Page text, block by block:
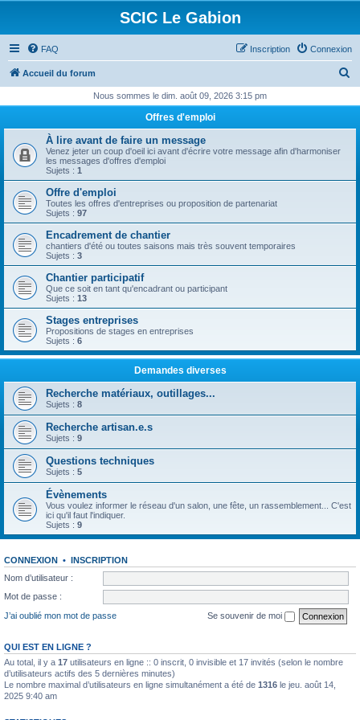
SCIC Le Gabion
FAQ Connexion
Inscription
Accueil du forum
h
e
Nous sommes le dim. août 09, 2026 3:15 pm
Offres d'emploi
À lire avant de faire un message
Venez jeter un coup d'oeil ici avant d'écrire votre message afin d'harmoniser
les messages d'offres d'emploi
Sujets : 1
Offre d'emploi
Toutes les offres d'entreprises ou proposition de partenariat
Sujets : 97
Encadrement de chantier
chantiers d'été ou toutes saisons mais très souvent temporaires
Sujets : 3
Chantier participatif
Que ce soit en tant qu'encadrant ou participant
Sujets : 13
Stages entreprises
Propositions de stages en entreprises
Sujets : 6
Demandes diverses
Recherche matériaux, outillages...
Sujets : 8
Recherche artisan.e.s
Sujets : 9
Questions techniques
Sujets : 5
Évènements
Vous voulez informer le réseau d'un salon, une fête, un rassemblement... C'est
ici qu'il faut l'indiquer.
Sujets : 9
CONNEXION • INSCRIPTION
Nom d’utilisateur :
Mot de passe :
J’ai oublié mon mot de passe
Se souvenir de moi
QUI EST EN LIGNE ?
Au total, il y a 17 utilisateurs en ligne :: 0 inscrit, 0 invisible et 17 invités (selon le nombre
d’utilisateurs actifs des 5 dernières minutes)
Le nombre maximal d’utilisateurs en ligne simultanément a été de 1316 le jeu. août 14,
2025 9:40 am